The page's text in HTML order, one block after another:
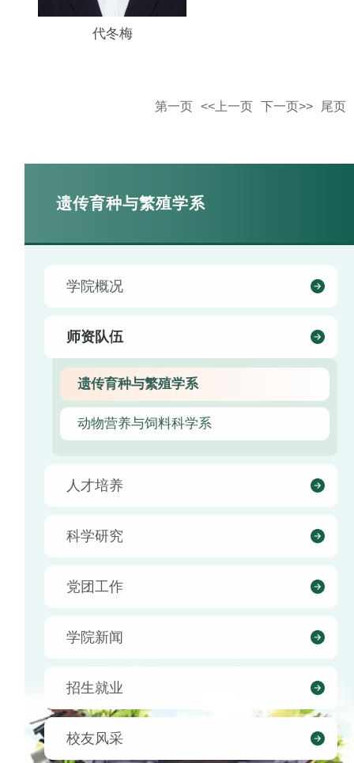
代冬梅
第一页 <<上一页 下一页>> 尾页
遗传育种与繁殖学系
学院概况
师资队伍
遗传育种与繁殖学系
动物营养与饲料科学系
人才培养
科学研究
党团工作
学院新闻
招生就业
校友风采